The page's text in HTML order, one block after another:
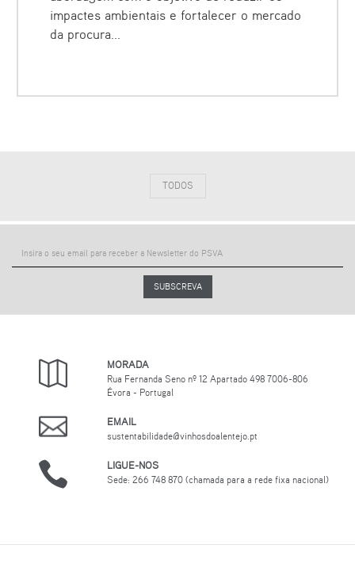
impactes ambientais e fortalecer o mercado
da procura...
TODOS
SUBSCREVA
MORADA
Rua Fernanda Seno nº 12 Apartado 498 7006-806
Évora - Portugal
EMAIL
sustentabilidade@vinhosdoalentejo.pt
LIGUE-NOS
Sede: 266 748 870 (chamada para a rede fixa nacional)